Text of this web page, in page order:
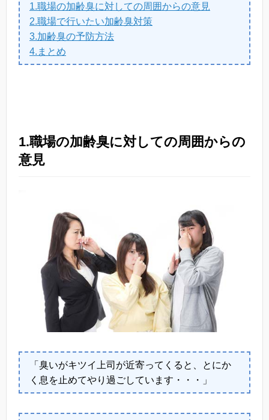
1.職場の加齢臭に対しての周囲からの意見
2.職場で行いたい加齢臭対策
3.加齢臭の予防方法
4.まとめ
1.職場の加齢臭に対しての周囲からの
意見
「臭いがキツイ上司が近寄ってくると、とにか
く息を止めてやり過ごしています・・・」